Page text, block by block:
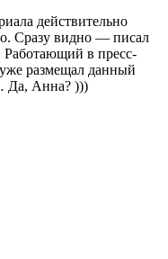
действительно
Сразу видно — писал
Работающий в пресс-
размещал данный
Да, Анна? )))